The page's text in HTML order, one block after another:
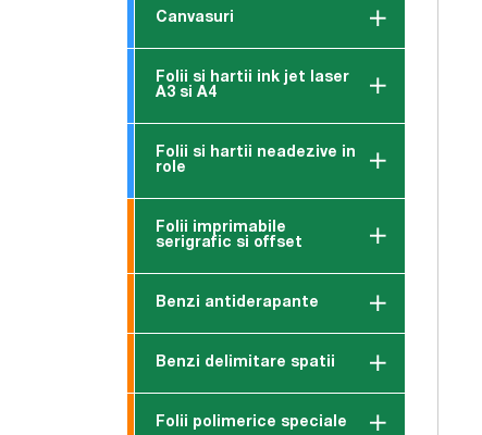
Canvasuri
Folii si hartii ink jet laser
A3 si A4
Folii si hartii neadezive in
role
Folii imprimabile
serigrafic si offset
Benzi antiderapante
Benzi delimitare spatii
Folii polimerice speciale